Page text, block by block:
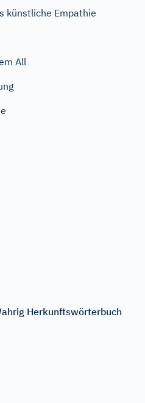
künstliche Empathie
All
Herkunftswörterbuch